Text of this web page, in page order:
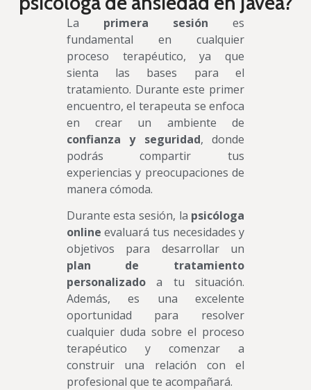
La primera sesión es
fundamental en cualquier
proceso terapéutico, ya que
sienta las bases para el
tratamiento. Durante este primer
encuentro, el terapeuta se enfoca
en crear un ambiente de
confianza y seguridad, donde
podrás compartir tus
experiencias y preocupaciones de
manera cómoda.
Durante esta sesión, la psicóloga
online evaluará tus necesidades y
objetivos para desarrollar un
plan de tratamiento
personalizadoa tu situación.
Además, es una excelente
oportunidad para resolver
cualquier duda sobre el proceso
terapéutico y comenzar a
construir una relación con el
profesional que te acompañará.